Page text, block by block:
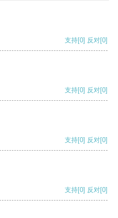
支持[0] 反对[0]
支持[0] 反对[0]
支持[0] 反对[0]
支持[0] 反对[0]